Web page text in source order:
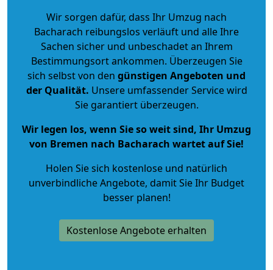
Wir sorgen dafür, dass Ihr Umzug nach
Bacharach reibungslos verläuft und alle Ihre
Sachen sicher und unbeschadet an Ihrem
Bestimmungsort ankommen. Überzeugen Sie
sich selbst von den günstigen Angeboten und
der Qualität. Unsere umfassender Service wird
Sie garantiert überzeugen.
Wir legen los, wenn Sie so weit sind, Ihr Umzug
von Bremen nach Bacharach wartet auf Sie!
Holen Sie sich kostenlose und natürlich
unverbindliche Angebote, damit Sie Ihr Budget
besser planen!
Kostenlose Angebote erhalten